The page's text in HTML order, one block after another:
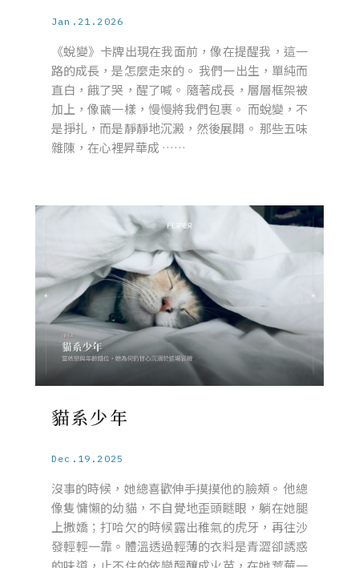
Jan.21.2026
《蛻變》卡牌出現在我面前，像在提醒我，這一
路的成長，是怎麼走來的。 我們一出生，單純而
直白，餓了哭，醒了喊。 隨著成長，層層框架被
加上，像繭一樣，慢慢將我們包裹。 而蛻變，不
是掙扎，而是靜靜地沉澱，然後展開。 那些五味
雜陳，在心裡昇華成 ……
貓系少年
Dec.19.2025
沒事的時候，她總喜歡伸手摸摸他的臉頰。 他總
像隻慵懶的幼貓，不自覺地歪頭瞇眼，躺在她腿
上撒嬌；打哈欠的時候露出稚氣的虎牙，再往沙
發輕輕一靠。體溫透過輕薄的衣料是青澀卻誘惑